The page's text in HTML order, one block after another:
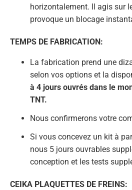
horizontalement. Il agis sur
provoque un blocage
TEMPS DE FABRICATION:
La fabrication prend une
selon vos options et la
à 4 jours ouvrés dans le
TNT.
Nous confirmerons votre
Si vous concevez un kit à
nous 5 jours ouvrables
conception et les tests
CEIKA PLAQUETTES DE FREINS: